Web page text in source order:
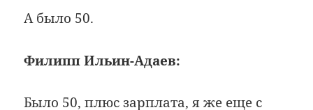
А было 50.
Филипп Ильин-Адаев:
Было 50, плюс зарплата, я же еще с